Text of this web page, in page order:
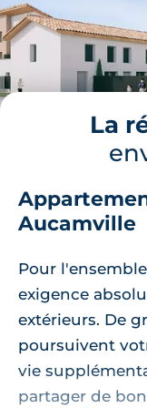
La
Aucamville
Pour
exigence
extérieurs. De
poursuivent
vie
partager de